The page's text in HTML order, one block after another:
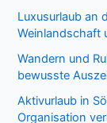
Luxusurlaub an
Weinlandschaft
Wandern und
bewusste
Aktivurlaub in
Organisation